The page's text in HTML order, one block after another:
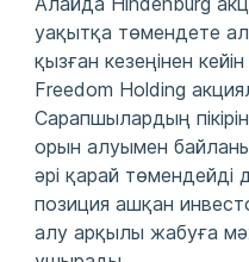
уақытқа төмендете
қызған кезеңінен
Freedom Holding
Сарапшылардың
орын алуымен
әрі қарай төмендейді
позиция ашқан
алу арқылы жабуға